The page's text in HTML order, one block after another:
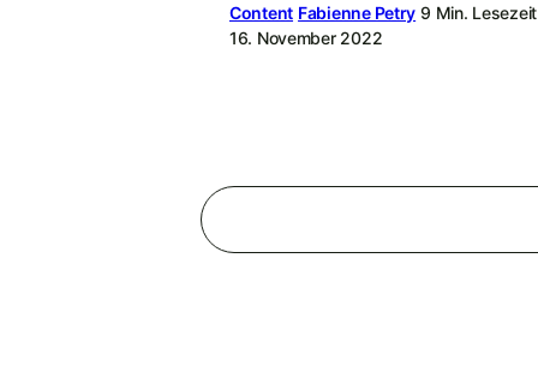
Content Fabienne Petry 9 Min. Lesezeit
16. November 2022